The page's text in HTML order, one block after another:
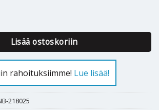
uppovastus CA 14-112 - 218025 määrä
Lisää ostoskoriin
rahoituksiimme! Lue lisää!
218025